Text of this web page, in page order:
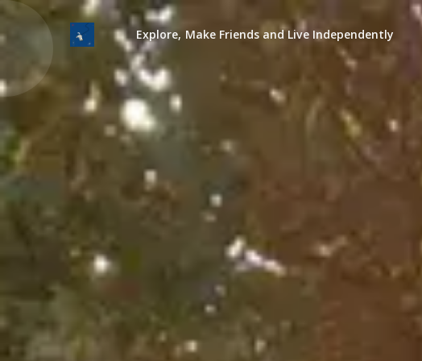
Explore, Make Friends and Live Independently